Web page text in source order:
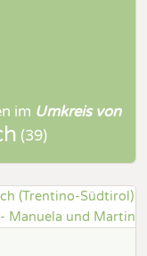
im Umkreis von
(39)